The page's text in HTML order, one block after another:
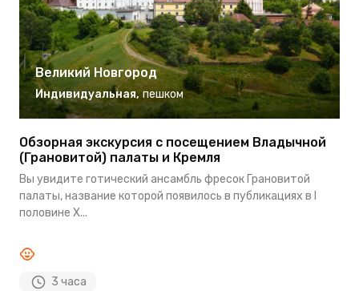
Великий Новгород
Индивидуальная, пешком
Обзорная экскурсия с посещением Владычной
(Грановитой) палаты и Кремля
Вы увидите готический ансамбль фресок Грановитой
палаты, название которой появилось в публикациях в I
половине X...
3 часа